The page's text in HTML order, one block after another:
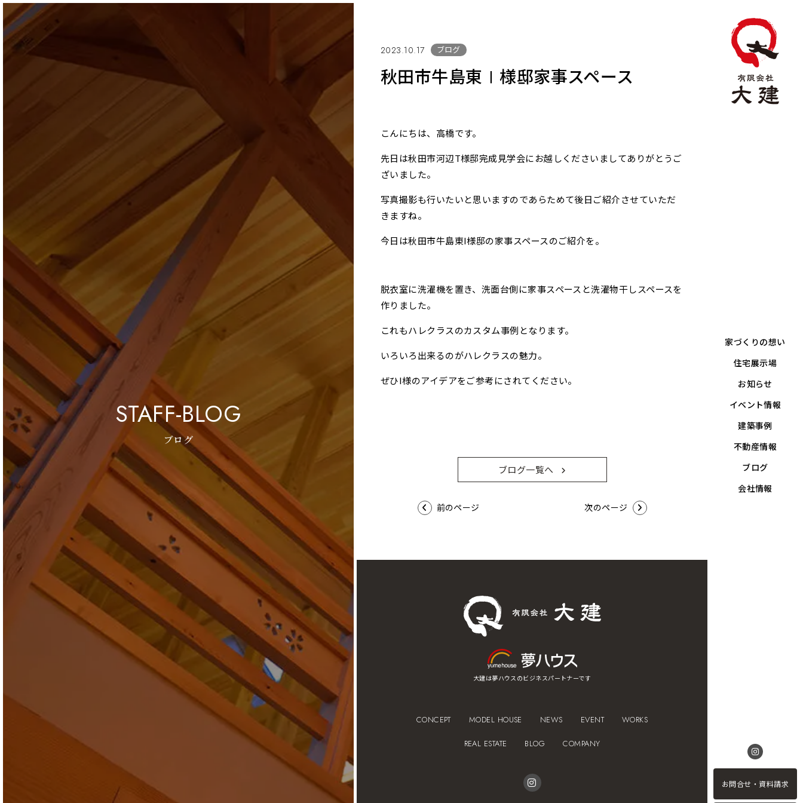
STAFF-BLOG
ブログ
家づくりの想い
住宅展示場
お知らせ
イベント情報
建築事例
不動産情報
ブログ
会社情報
お問合せ・資料請求
2023.10.17 ブログ
秋田市牛島東Ⅰ様邸家事スペース
こんにちは、高橋です。
先日は秋田市河辺T様邸完成見学会にお越しくださいましてありがとうご
ざいました。
写真撮影も行いたいと思いますのであらためて後日ご紹介させていただ
きますね。
今日は秋田市牛島東I様邸の家事スペースのご紹介を。
脱衣室に洗濯機を置き、洗面台側に家事スペースと洗濯物干しスペースを
作りました。
これもハレクラスのカスタム事例となります。
いろいろ出来るのがハレクラスの魅力。
ぜひI様のアイデアをご参考にされてください。
ブログ一覧へ
前のページ 次のページ
大建は夢ハウスのビジネスパートナーです
CONCEPT MODEL HOUSE NEWS EVENT WORKS
REAL ESTATE BLOG COMPANY